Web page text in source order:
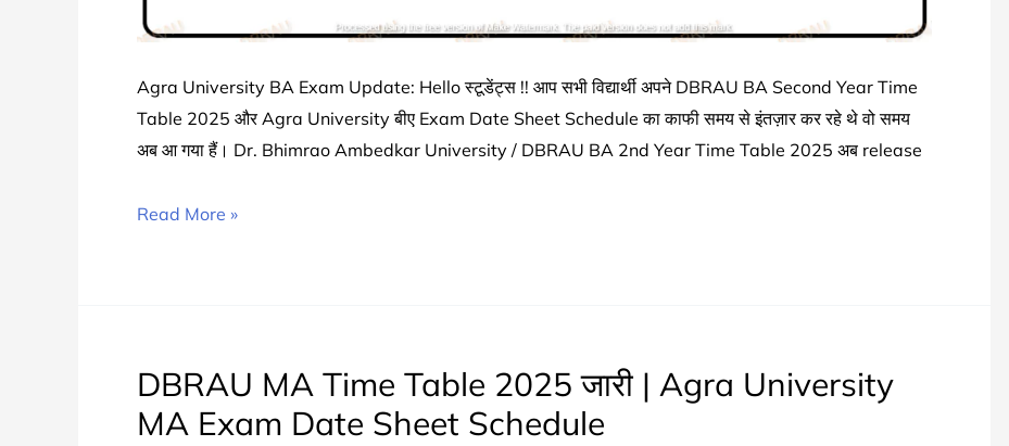
Agra University BA Exam Update: Hello स्टूडेंट्स !! आप सभी विद्यार्थी अपने DBRAU BA Second Year Time
Table 2025 और Agra University बीए Exam Date Sheet Schedule का काफी समय से इंतज़ार कर रहे थे वो समय
अब आ गया हैं। Dr. Bhimrao Ambedkar University / DBRAU BA 2nd Year Time Table 2025 अब release
DBRAU
Table
2025
Released
Read More »
DBRAU MA Time Table 2025 जारी | Agra University
MA Exam Date Sheet Schedule